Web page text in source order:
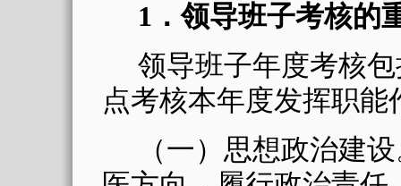
1 ．领导班子考核的
领导班子年度考核
点考核本年度发挥职能
（一）思想政治建